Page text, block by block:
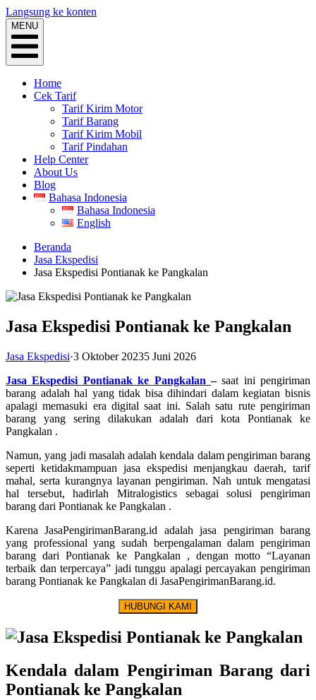
Langsung ke konten
MENU
Home
Cek Tarif
Tarif Kirim Motor
Tarif Barang
Tarif Kirim Mobil
Tarif Pindahan
Help Center
About Us
Blog
Bahasa Indonesia
Bahasa Indonesia
English
Beranda
Jasa Ekspedisi
Jasa Ekspedisi Pontianak ke Pangkalan
Jasa Ekspedisi Pontianak ke Pangkalan
Jasa Ekspedisi·3 Oktober 20235 Juni 2026
Jasa Ekspedisi Pontianak ke Pangkalan–saat ini pengiriman
barang adalah hal yang tidak bisa dihindari dalam kegiatan bisnis
apalagi memasuki era digital saat ini. Salah satu rute pengiriman
barang yang sering dilakukan adalah dari kota Pontianak ke
Pangkalan .
Namun, yang jadi masalah adalah kendala dalam pengiriman barang
seperti ketidakmampuan jasa ekspedisi menjangkau daerah, tarif
mahal, serta kurangnya layanan pengiriman. Nah untuk mengatasi
hal tersebut, hadirlah Mitralogistics sebagai solusi pengiriman
barang dari Pontianak ke Pangkalan .
Karena JasaPengirimanBarang.id adalah jasa pengiriman barang
yang professional yang sudah berpengalaman dalam pengiriman
barang dari Pontianak ke Pangkalan , dengan motto “Layanan
terbaik dan terpercaya” jadi tunggu apalagi percayakan pengiriman
barang Pontianak ke Pangkalan di JasaPengirimanBarang.id.
HUBUNGI KAMI
Kendala dalam Pengiriman Barang dari
Pontianak ke Pangkalan